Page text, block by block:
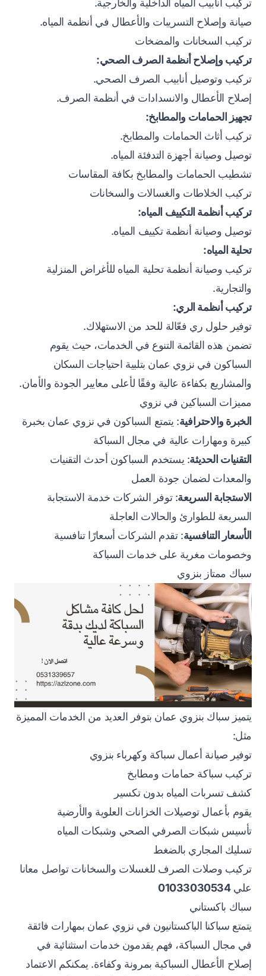
تركيب أنابيب المياه الداخلية والخارجية.
صيانة وإصلاح التسريبات والأعطال في أنظمة المياه.
تركيب السخانات والمضخات
تركيب وإصلاح أنظمة الصرف الصحي:
تركيب وتوصيل أنابيب الصرف الصحي.
إصلاح الأعطال والانسدادات في أنظمة الصرف.
تجهيز الحمامات والمطابخ:
تركيب أثاث الحمامات والمطابخ.
توصيل وصيانة أجهزة التدفئة المياه.
تشطيب الحمامات والمطابخ بكافة المقاسات
تركيب الخلاطات والغسالات والسخانات
تركيب أنظمة التكييف المياه:
توصيل وصيانة أنظمة تكييف المياه.
تحلية المياه:
تركيب وصيانة أنظمة تحلية المياه للأغراض المنزلية
والتجارية.
تركيب أنظمة الري:
توفير حلول ري فعّالة للحد من الاستهلاك.
تضمن هذه القائمة التنوع في الخدمات، حيث يقوم
السباكون في نزوي عمان بتلبية احتياجات السكان
والمشاريع بكفاءة عالية وفقًا لأعلى معايير الجودة والأمان.
مميزات السباكين في نزوي
الخبرة والاحترافية: يتمتع السباكون في نزوي عمان بخبرة
كبيرة ومهارات عالية في مجال السباكة
التقنيات الحديثة: يستخدم السباكون أحدث التقنيات
والمعدات لضمان جودة العمل
الاستجابة السريعة: توفر الشركات خدمة الاستجابة
السريعة للطوارئ والحالات العاجلة
الأسعار التنافسية: تقدم الشركات أسعارًا تنافسية
وخصومات مغرية على خدمات السباكة
سباك ممتاز بنزوي
يتميز سباك بنزوي عمان بتوفر العديد من الخدمات المميزة
مثل:
توفير صيانة أعمال سباكة وكهرباء بنزوي
تركيب سباكة حمامات ومطابخ
كشف تسربات المياه بدون تكسير
يقوم بأعمال توصيلات الخزانات العلوية والأرضية
تأسيس شبكات الصرفي الصحي وشبكات المياه
تسليك المجاري بالضغط
تركيب وصلات الصرف للغسلات والسخانات تواصل معانا
علي01033030534
سباك باكستاني
يتمتع سباكنا الباكستانيون في نزوي عمان بمهارات فائقة
في مجال السباكة، فهم يقدمون خدمات استثنائية في
إصلاح الأعطال السباكية بمرونة وكفاءة. يمكنكم الاعتماد